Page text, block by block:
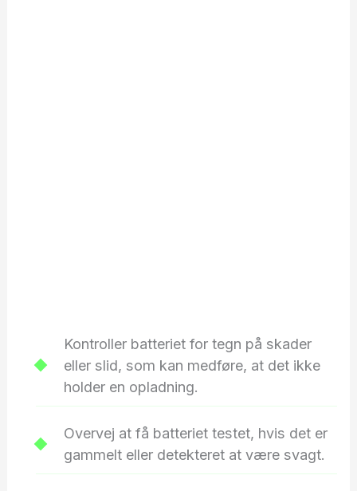
Kontroller batteriet for tegn på skader
eller slid, som kan medføre, at det ikke
holder en opladning.
Overvej at få batteriet testet, hvis det er
gammelt eller detekteret at være svagt.